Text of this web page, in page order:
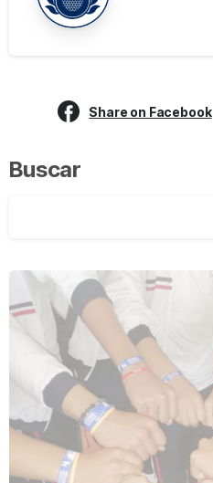
Share on Facebook
Buscar